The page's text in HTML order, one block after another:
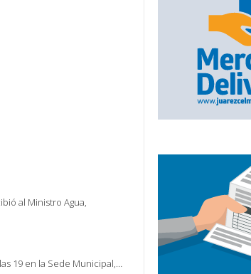
al Ministro Agua,
19 en la Sede Municipal,…